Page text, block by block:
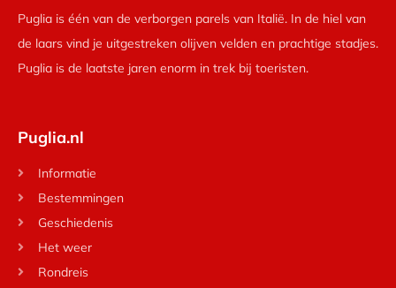
Puglia is één van de verborgen parels van Italië. In de hiel van
de laars vind je uitgestreken olijven velden en prachtige stadjes.
Puglia is de laatste jaren enorm in trek bij toeristen.
Puglia.nl
Informatie
Bestemmingen
Geschiedenis
Het weer
Rondreis